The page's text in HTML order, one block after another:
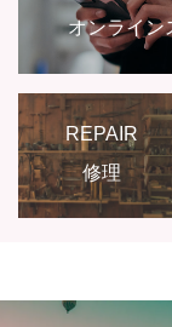
オンライン
REPAIR
修理